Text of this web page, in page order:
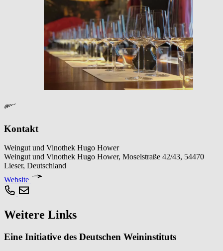
Kontakt
Weingut und Vinothek Hugo Hower
Weingut und Vinothek Hugo Hower, Moselstraße 42/43, 54470
Lieser, Deutschland
Website
Weitere Links
Eine Initiative des Deutschen Weininstituts